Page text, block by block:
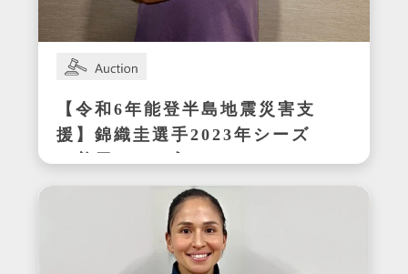
【令和6年能登半島地震災害支
援】錦織圭選手2023年シーズ
ン着用サイン入りテニスシュ
ーズ